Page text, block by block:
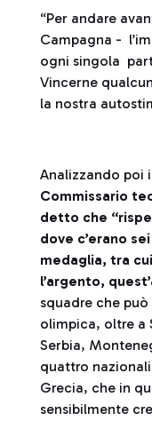
“Per andare
Campagna -
ogni singola
Vincerne
la nostra
Analizzando poi
Commissario
detto che
dove c’erano
medaglia, tra
l’argento,
squadre che
olimpica, oltre a
Serbia,
quattro
Grecia, che in
sensibilmente